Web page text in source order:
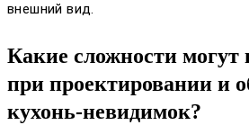
внешний вид.
Какие сложности могут
при проектировании и
кухонь-невидимок?